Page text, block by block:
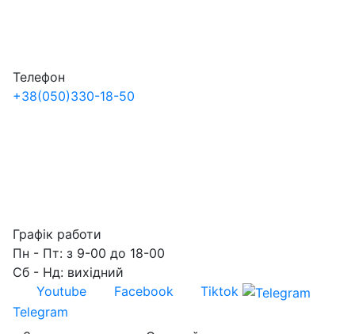
Телефон
+38(050)330-18-50
Графік работи
Пн - Пт: з 9-00 до 18-00
Сб - Нд: вихідний
Youtube
Facebook
Tiktok
Telegram